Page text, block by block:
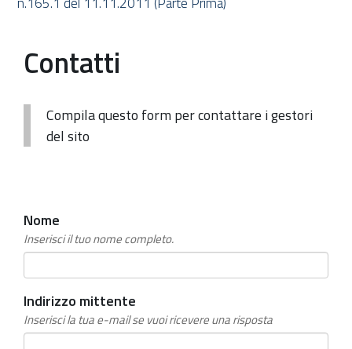
Contatti
Compila questo form per contattare i gestori
del sito
Nome
Inserisci il tuo nome completo.
Indirizzo mittente
Inserisci la tua e-mail se vuoi ricevere una risposta